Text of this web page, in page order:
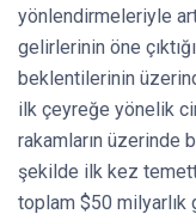
yönlendirmeleriyle
gelirlerinin öne
beklentilerinin
ilk çeyreğe yönelik
rakamların üzerinde
şekilde ilk kez
toplam $50 milyarlık